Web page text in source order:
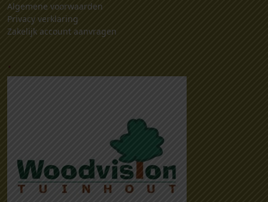
Algemene voorwaarden
Privacy verklaring
Zakelijk account aanvragen
.